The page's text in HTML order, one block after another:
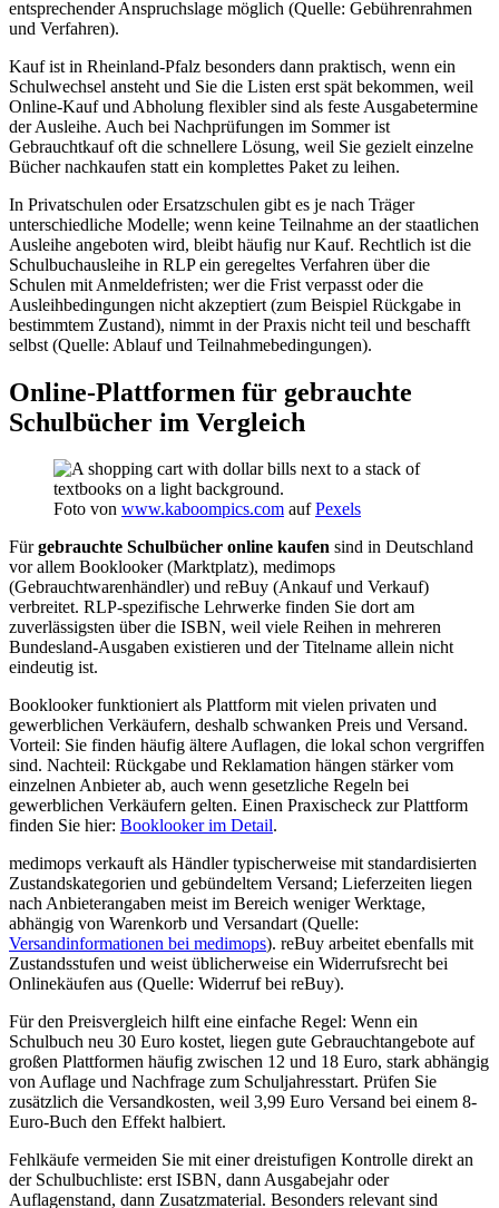
entsprechender Anspruchslage möglich (Quelle: Gebührenrahmen
und Verfahren).
Kauf ist in Rheinland-Pfalz besonders dann praktisch, wenn ein
Schulwechsel ansteht und Sie die Listen erst spät bekommen, weil
Online-Kauf und Abholung flexibler sind als feste Ausgabetermine
der Ausleihe. Auch bei Nachprüfungen im Sommer ist
Gebrauchtkauf oft die schnellere Lösung, weil Sie gezielt einzelne
Bücher nachkaufen statt ein komplettes Paket zu leihen.
In Privatschulen oder Ersatzschulen gibt es je nach Träger
unterschiedliche Modelle; wenn keine Teilnahme an der staatlichen
Ausleihe angeboten wird, bleibt häufig nur Kauf. Rechtlich ist die
Schulbuchausleihe in RLP ein geregeltes Verfahren über die
Schulen mit Anmeldefristen; wer die Frist verpasst oder die
Ausleihbedingungen nicht akzeptiert (zum Beispiel Rückgabe in
bestimmtem Zustand), nimmt in der Praxis nicht teil und beschafft
selbst (Quelle: Ablauf und Teilnahmebedingungen).
Online-Plattformen für gebrauchte
Schulbücher im Vergleich
Foto von www.kaboompics.com aufPexels
Fürgebrauchte Schulbücher online kaufen sind in Deutschland
vor allem Booklooker (Marktplatz), medimops
(Gebrauchtwarenhändler) und reBuy (Ankauf und Verkauf)
verbreitet. RLP-spezifische Lehrwerke finden Sie dort am
zuverlässigsten über die ISBN, weil viele Reihen in mehreren
Bundesland-Ausgaben existieren und der Titelname allein nicht
eindeutig ist.
Booklooker funktioniert als Plattform mit vielen privaten und
gewerblichen Verkäufern, deshalb schwanken Preis und Versand.
Vorteil: Sie finden häufig ältere Auflagen, die lokal schon vergriffen
sind. Nachteil: Rückgabe und Reklamation hängen stärker vom
einzelnen Anbieter ab, auch wenn gesetzliche Regeln bei
gewerblichen Verkäufern gelten. Einen Praxischeck zur Plattform
finden Sie hier: Booklooker im Detail.
medimops verkauft als Händler typischerweise mit standardisierten
Zustandskategorien und gebündeltem Versand; Lieferzeiten liegen
nach Anbieterangaben meist im Bereich weniger Werktage,
abhängig von Warenkorb und Versandart (Quelle:
Versandinformationen bei medimops). reBuy arbeitet ebenfalls mit
Zustandsstufen und weist üblicherweise ein Widerrufsrecht bei
Onlinekäufen aus (Quelle: Widerruf bei reBuy).
Für den Preisvergleich hilft eine einfache Regel: Wenn ein
Schulbuch neu 30 Euro kostet, liegen gute Gebrauchtangebote auf
großen Plattformen häufig zwischen 12 und 18 Euro, stark abhängig
von Auflage und Nachfrage zum Schuljahresstart. Prüfen Sie
zusätzlich die Versandkosten, weil 3,99 Euro Versand bei einem 8-
Euro-Buch den Effekt halbiert.
Fehlkäufe vermeiden Sie mit einer dreistufigen Kontrolle direkt an
der Schulbuchliste: erst ISBN, dann Ausgabejahr oder
Auflagenstand, dann Zusatzmaterial. Besonders relevant sind